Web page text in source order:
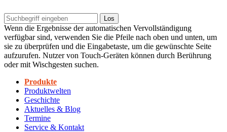
Los
Wenn die Ergebnisse der automatischen Vervollständigung
verfügbar sind, verwenden Sie die Pfeile nach oben und unten, um
sie zu überprüfen und die Eingabetaste, um die gewünschte Seite
aufzurufen. Nutzer von Touch-Geräten können durch Berührung
oder mit Wischgesten suchen.
Produkte
Produktwelten
Geschichte
Aktuelles & Blog
Termine
Service & Kontakt